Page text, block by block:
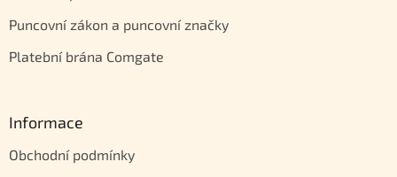
Puncovní zákon a puncovní značky
Platební brána Comgate
Informace
Obchodní podmínky